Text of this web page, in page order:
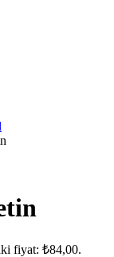
fiyat: ₺84,00.